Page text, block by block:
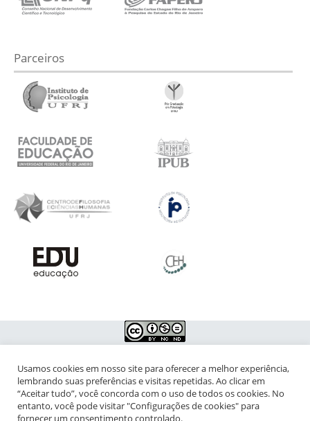
Parceiros
NIPIAC – Núcleo Interdisciplinar de Pesquisa para a Infância e
Adolescência Contemporâneas
Universidade Federal do Rio de Janeiro - Campus da Praia Vermelha
Usamos cookies em nosso site para oferecer a melhor experiência,
lembrando suas preferências e visitas repetidas. Ao clicar em
“Aceitar tudo”, você concorda com o uso de todos os cookies. No
entanto, você pode visitar "Configurações de cookies" para
fornecer um consentimento controlado.